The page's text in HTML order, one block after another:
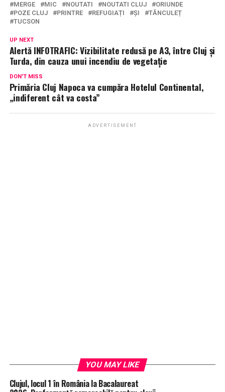
MERGE
MIC NOUTATI NOUTATI CLUJ
ORIUNDE
POZE CLUJ
PRINTRE REFUGIAȚI ȘI
TĂNCULEȚ
TUCSON
UP NEXT
Alertă INFOTRAFIC: Vizibilitate redusă pe A3, între Cluj și
Turda, din cauza unui incendiu de vegetație
DON'T MISS
Primăria Cluj Napoca va cumpăra Hotelul Continental,
„indiferent cât va costa”
ADVERTISEMENT
YOU MAY LIKE
Clujul, locul 1 în România la Bacalaureat